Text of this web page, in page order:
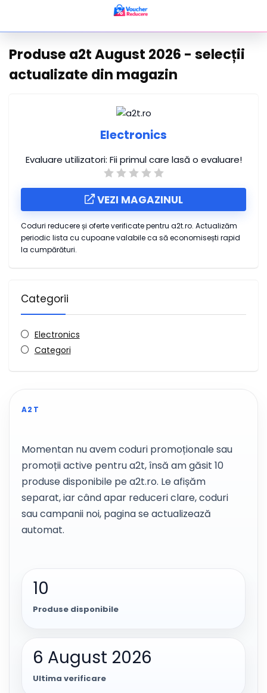
Produse a2t August 2026 - selecții
actualizate din magazin
Electronics
Evaluare utilizatori: Fii primul care lasă o evaluare!
VEZI MAGAZINUL
Coduri reducere și oferte verificate pentru a2t.ro. Actualizăm
periodic lista cu cupoane valabile ca să economisești rapid
la cumpărături.
Categorii
Electronics
Categori
A2T
Momentan nu avem coduri promoționale sau
promoții active pentru a2t, însă am găsit 10
produse disponibile pe a2t.ro. Le afișăm
separat, iar când apar reduceri clare, coduri
sau campanii noi, pagina se actualizează
automat.
10
Produse disponibile
6 August 2026
Ultima verificare